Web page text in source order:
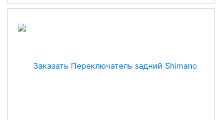
Переключатель задний Shimano Deore RD-M511